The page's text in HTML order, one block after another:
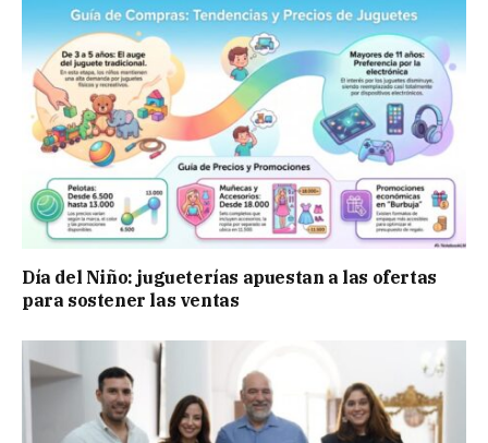
Día del Niño: jugueterías apuestan a las ofertas
para sostener las ventas